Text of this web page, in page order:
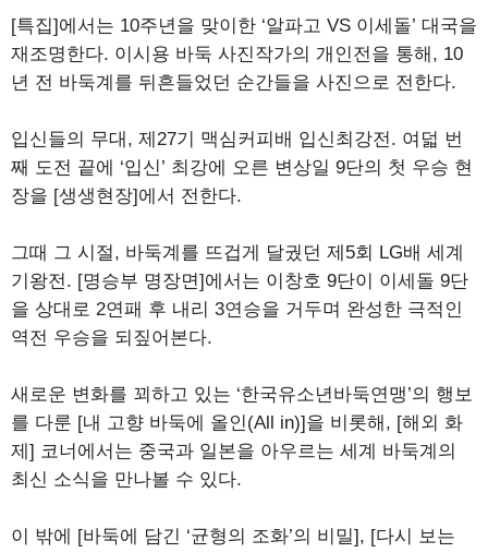
[특집]에서는 10주년을 맞이한 ‘알파고 VS 이세돌’ 대국을
재조명한다. 이시용 바둑 사진작가의 개인전을 통해, 10
년 전 바둑계를 뒤흔들었던 순간들을 사진으로 전한다.
입신들의 무대, 제27기 맥심커피배 입신최강전. 여덟 번
째 도전 끝에 ‘입신’ 최강에 오른 변상일 9단의 첫 우승 현
장을 [생생현장]에서 전한다.
그때 그 시절, 바둑계를 뜨겁게 달궜던 제5회 LG배 세계
기왕전. [명승부 명장면]에서는 이창호 9단이 이세돌 9단
을 상대로 2연패 후 내리 3연승을 거두며 완성한 극적인
역전 우승을 되짚어본다.
새로운 변화를 꾀하고 있는 ‘한국유소년바둑연맹’의 행보
를 다룬 [내 고향 바둑에 올인(All in)]을 비롯해, [해외 화
제] 코너에서는 중국과 일본을 아우르는 세계 바둑계의
최신 소식을 만나볼 수 있다.
이 밖에 [바둑에 담긴 ‘균형의 조화’의 비밀], [다시 보는